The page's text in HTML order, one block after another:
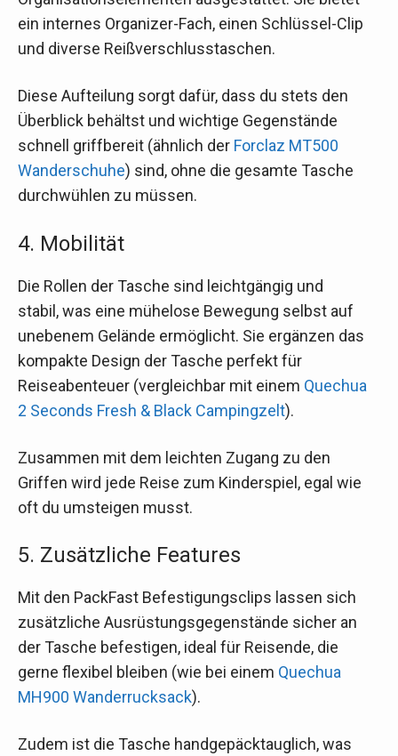
ein internes Organizer-Fach, einen Schlüssel-Clip
und diverse Reißverschlusstaschen.
Diese Aufteilung sorgt dafür, dass du stets den
Überblick behältst und wichtige Gegenstände
schnell griffbereit (ähnlich der Forclaz MT500
Wanderschuhe) sind, ohne die gesamte Tasche
durchwühlen zu müssen.
4. Mobilität
Die Rollen der Tasche sind leichtgängig und
stabil, was eine mühelose Bewegung selbst auf
unebenem Gelände ermöglicht. Sie ergänzen das
kompakte Design der Tasche perfekt für
Reiseabenteuer (vergleichbar mit einem Quechua
2 Seconds Fresh & Black Campingzelt).
Zusammen mit dem leichten Zugang zu den
Griffen wird jede Reise zum Kinderspiel, egal wie
oft du umsteigen musst.
5. Zusätzliche Features
Mit den PackFast Befestigungsclips lassen sich
zusätzliche Ausrüstungsgegenstände sicher an
der Tasche befestigen, ideal für Reisende, die
gerne flexibel bleiben (wie bei einem Quechua
MH900 Wanderrucksack).
Zudem ist die Tasche handgepäcktauglich, was